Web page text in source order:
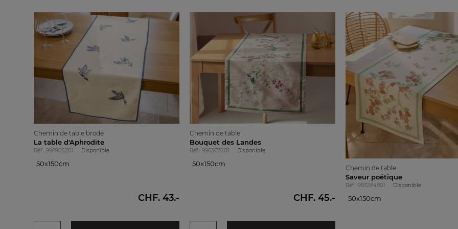
Chemin de table brodé
La table d'Aphrodite
Réf : 996905201 Disponible
50x150cm
CHF. 43.-
Chemin de table
Bouquet des Landes
Réf : 996367001 Disponible
50x150cm
CHF. 45.-
Chemin de table
Saveur poétique
Réf : 993284801 Disponible
50x150cm